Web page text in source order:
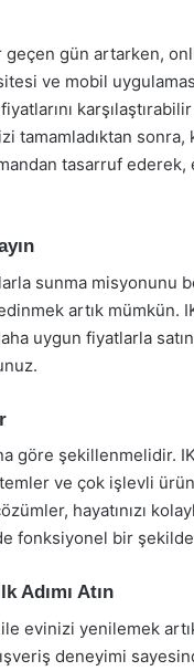
geçen gün artarken,
sitesi ve mobil
tamamladıktan
tasarruf
sunma misyonunu
artık mümkün.
uygun fiyatlarla
göre şekillenmelidir.
ve çok işlevli
hayatınızı
fonksiyonel bir şekilde
Adımı Atın
evinizi yenilemek
deneyimi